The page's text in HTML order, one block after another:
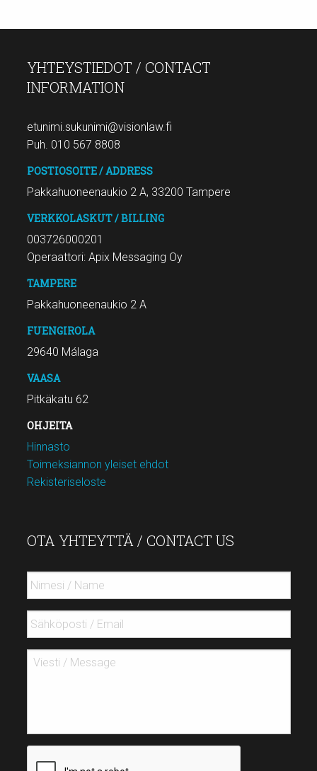
YHTEYSTIEDOT / CONTACT
INFORMATION
etunimi.sukunimi@visionlaw.fi
Puh. 010 567 8808
POSTIOSOITE / ADDRESS
Pakkahuoneenaukio 2 A, 33200 Tampere
VERKKOLASKUT / BILLING
003726000201
Operaattori: Apix Messaging Oy
TAMPERE
Pakkahuoneenaukio 2 A
FUENGIROLA
29640 Málaga
VAASA
Pitkäkatu 62
OHJEITA
Hinnasto
Toimeksiannon yleiset ehdot
Rekisteriseloste
OTA YHTEYTTÄ / CONTACT US